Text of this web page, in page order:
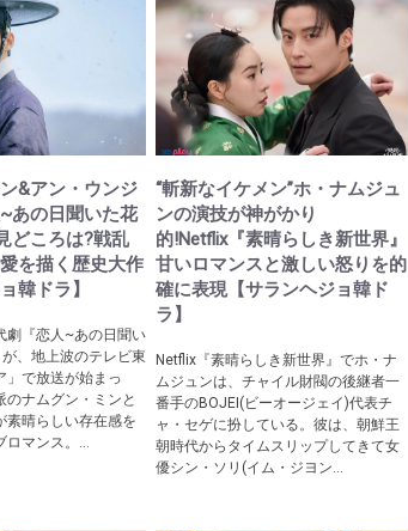
&アン・ウンジ
あの日聞いた花
どころは?戦乱
を描く歴史大作
韓ドラ】
劇『恋人~あの日聞い
、地上波のテレビ東
」で放送が始まっ
のナムグン・ミンと
素晴らしい存在感を
ロマンス。...
“斬新なイケメン”ホ・ナムジュ
ンの演技が神がかり
的!Netflix『素晴らしき新世界』
甘いロマンスと激しい怒りを的
確に表現【サランヘジョ韓ド
ラ】
Netflix『素晴らしき新世界』でホ・ナ
ムジュンは、チャイル財閥の後継者一
番手のBOJEI(ビーオージェイ)代表チ
ャ・セゲに扮している。彼は、朝鮮王
朝時代からタイムスリップしてきて女
優シン・ソリ(イム・ジヨン...